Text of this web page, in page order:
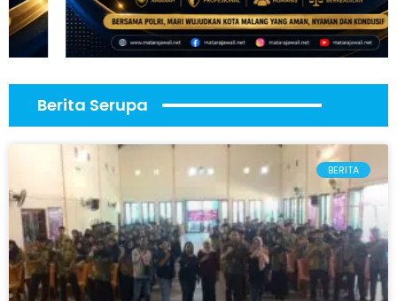
Berita Serupa
BERITA